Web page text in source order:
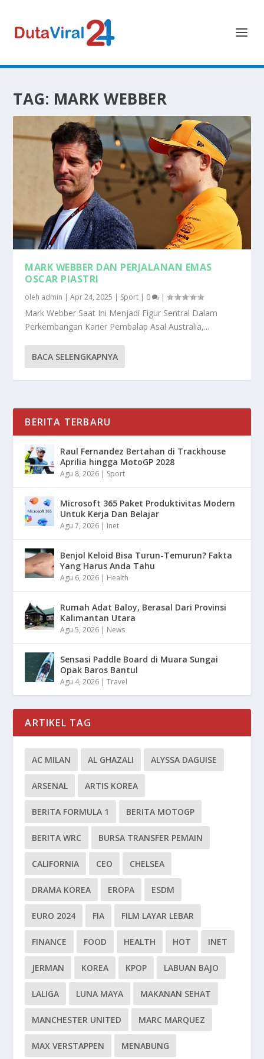
TAG: MARK WEBBER
MARK WEBBER DAN PERJALANAN EMAS
OSCAR PIASTRI
oleh admin |Apr 24, 2025 | Sport | 0 |
Mark Webber Saat Ini Menjadi Figur Sentral Dalam
Perkembangan Karier Pembalap Asal Australia,...
BACA SELENGKAPNYA
BERITA TERBARU
Raul Fernandez Bertahan di Trackhouse
Aprilia hingga MotoGP 2028
Agu 8, 2026 | Sport
Microsoft 365 Paket Produktivitas Modern
Untuk Kerja Dan Belajar
Agu 7, 2026 | Inet
Benjol Keloid Bisa Turun-Temurun? Fakta
Yang Harus Anda Tahu
Agu 6, 2026 | Health
Rumah Adat Baloy, Berasal Dari Provinsi
Kalimantan Utara
Agu 5, 2026 | News
Sensasi Paddle Board di Muara Sungai
Opak Baros Bantul
Agu 4, 2026 |Travel
ARTIKEL TAG
AC MILAN AL GHAZALI ALYSSA DAGUISE
ARSENAL ARTIS KOREA
BERITA FORMULA 1 BERITA MOTOGP
BERITA WRC BURSA TRANSFER PEMAIN
CALIFORNIA CEO CHELSEA
DRAMA KOREA EROPA ESDM
EURO 2024 FIA FILM LAYAR LEBAR
FINANCE FOOD HEALTH HOT INET
JERMAN KOREA KPOP LABUAN BAJO
LALIGA LUNA MAYA MAKANAN SEHAT
MANCHESTER UNITED MARC MARQUEZ
MAX VERSTAPPEN MENABUNG